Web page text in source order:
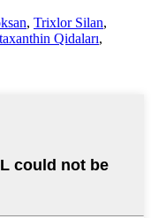
, Trixlor Silan,
Qidaları,